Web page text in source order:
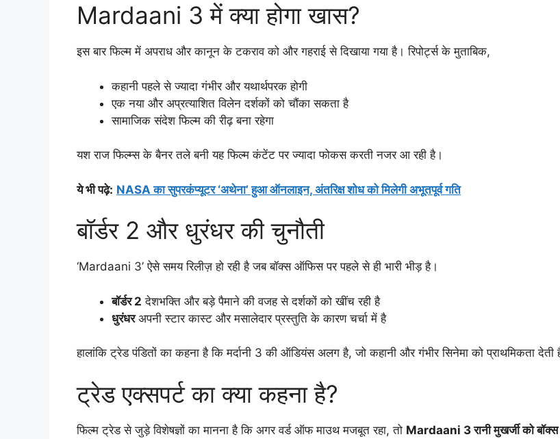
Mardaani 3 में क्या होगा खास?
इस बार फिल्म में अपराध और कानून के टकराव को और गहराई से दिखाया गया है। रिपोर्ट्स के मुताबिक,
कहानी पहले से ज्यादा गंभीर और यथार्थपरक होगी
एक नया और अप्रत्याशित विलेन दर्शकों को चौंका सकता है
सामाजिक संदेश फिल्म की रीढ़ बना रहेगा
यश राज फिल्म्स के बैनर तले बनी यह फिल्म कंटेंट पर ज्यादा फोकस करती नजर आ रही है।
ये भी पढ़े: NASA का सुपरकंप्यूटर ‘अथेना’ हुआ ऑनलाइन, अंतरिक्ष शोध को मिलेगी अभूतपूर्व गति
बॉर्डर 2 और धुरंधर की चुनौती
‘Mardaani 3’ ऐसे समय रिलीज़ हो रही है जब बॉक्स ऑफिस पर पहले से ही भारी भीड़ है।
बॉर्डर 2 देशभक्ति और बड़े पैमाने की वजह से दर्शकों को खींच रही है
धुरंधरअपनी स्टार कास्ट और मसालेदार प्रस्तुति के कारण चर्चा में है
हालांकि ट्रेड पंडितों का कहना है कि मर्दानी 3 की ऑडियंस अलग है, जो कहानी और गंभीर सिनेमा को प्राथमिकता देती
ट्रेड एक्सपर्ट का क्या कहना है?
फिल्म ट्रेड से जुड़े विशेषज्ञों का मानना है कि अगर वर्ड ऑफ माउथ मजबूत रहा, तो Mardaani 3 रानी मुखर्जी को